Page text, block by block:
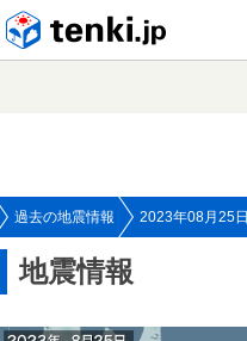
過去の地震情報 2023年08月25日
地震情報